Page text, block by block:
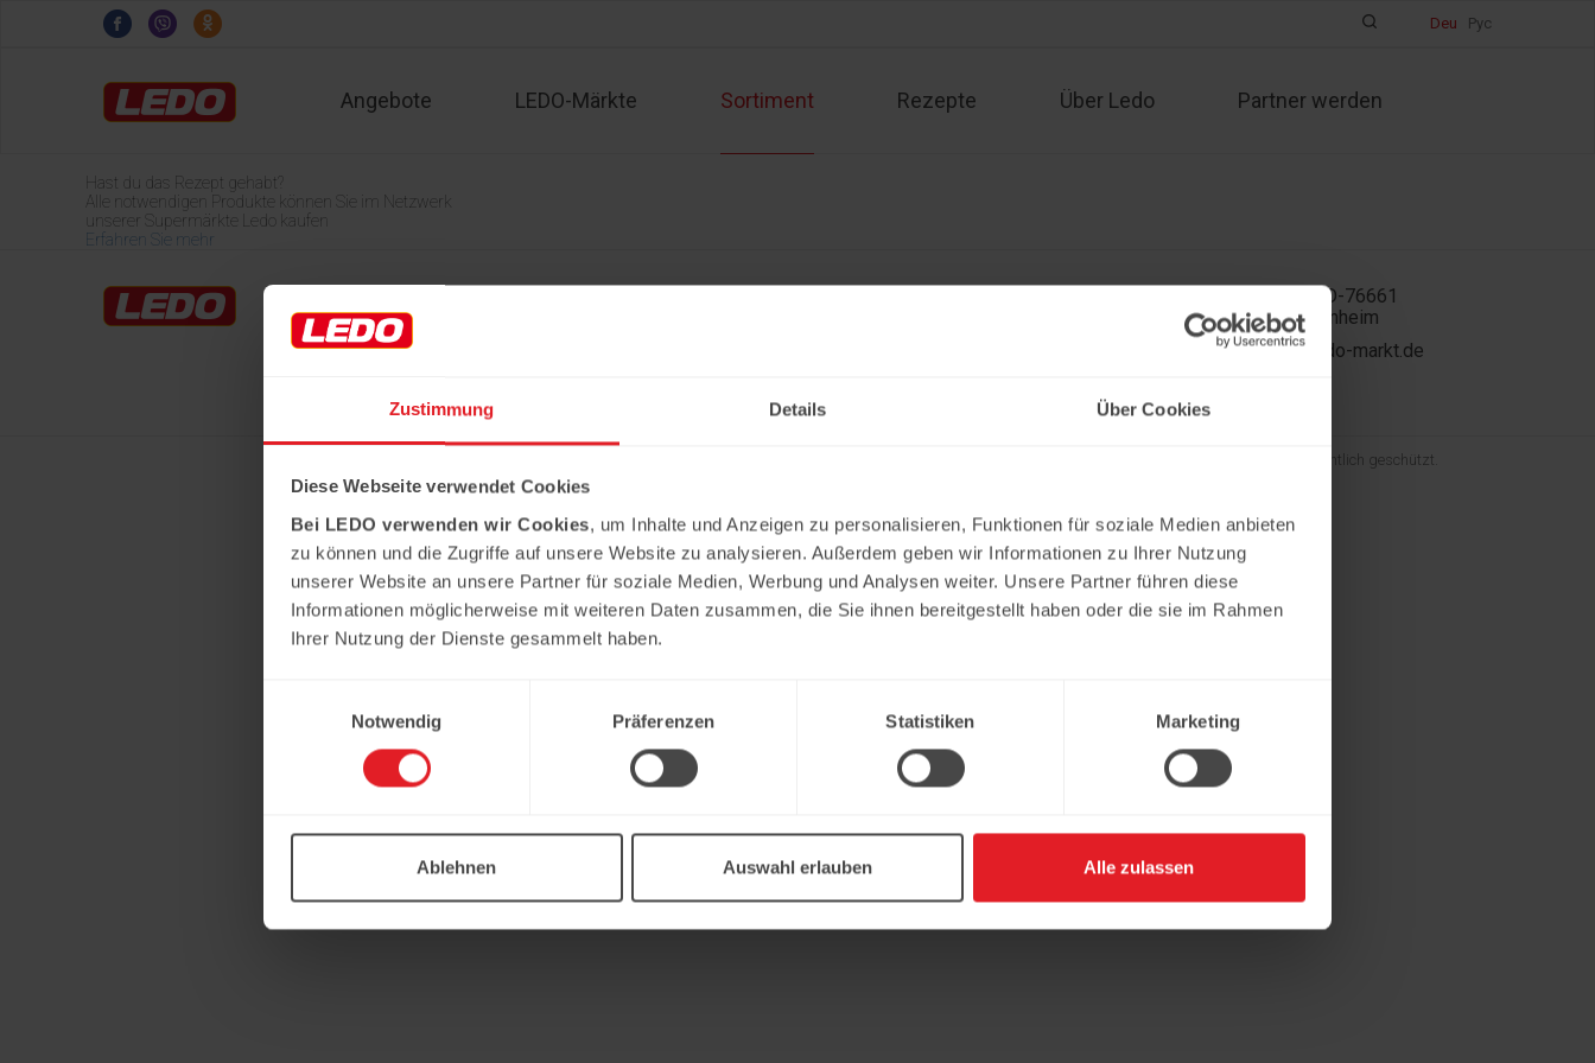
Zustimmung Details Über Cookies
Diese Webseite verwendet Cookies
Bei LEDO verwenden wir Cookies, um Inhalte und Anzeigen zu personalisieren, Funktionen für soziale Medien anbieten
zu können und die Zugriffe auf unsere Website zu analysieren. Außerdem geben wir Informationen zu Ihrer Nutzung
unserer Website an unsere Partner für soziale Medien, Werbung und Analysen weiter. Unsere Partner führen diese
Informationen möglicherweise mit weiteren Daten zusammen, die Sie ihnen bereitgestellt haben oder die sie im Rahmen
Ihrer Nutzung der Dienste gesammelt haben.
Notwendig
Präferenzen Statistiken Marketing
Ablehnen Auswahl erlauben Alle zulassen
Deu Рус
Angebote LEDO-Märkte Sortiment Rezepte Über Ledo Partner werden
Hast du das Rezept gehabt?
Alle notwendigen Produkte können Sie im Netzwerk
unserer Supermärkte Ledo kaufen
Erfahren Sie mehr
LEDO-Märkte
Über Ledo
In der Kühweid 2a D-76661
Philippsburg-Huttenheim
ledo.informiert@ledo-markt.de
Copyright © 2026 Ledo. Diese Webseite und der gesamte Inhalt sind urheberrechtlich geschützt.